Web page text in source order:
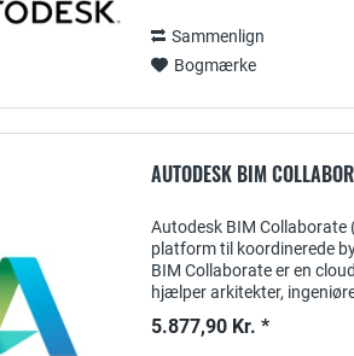
Sammenlign
Bogmærke
AUTODESK BIM
Autodesk BIM Collaborate
platform til koordinerede
BIM Collaborate er en
hjælper arkitekter,
5.877,90 Kr. *